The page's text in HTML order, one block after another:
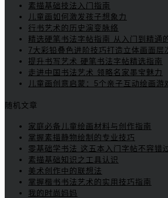
素描基础技法入门指南
儿童画如何激发孩子想象力
行书艺术的历史演变脉络
精选硬笔书法字帖指南 从入门到精通
7大彩铅叠色进阶技巧打造立体画面层
提升书写艺术 硬笔书法字帖精选指南
走进中国书法艺术 领略名家墨宝魅力
儿童画创意启蒙：5个亲子互动绘画游
随机文章
家庭必备儿童绘画材料与创作指南
掌握素描静物绘制的专业技巧
零基础学书法 这五本入门字帖不容错
素描基础知识之工具认识
美术创作中的联想法
掌握楷书书法艺术的实用技巧指南
我的时尚妈妈